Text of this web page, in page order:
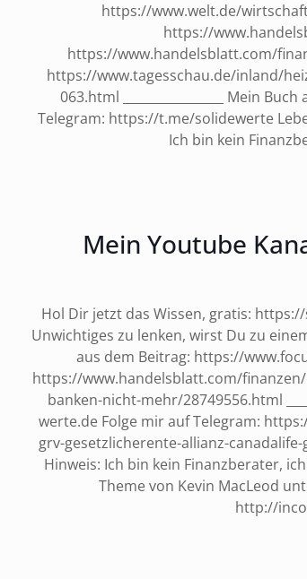
https://www.welt.de/
https://
https://www.handelsblatt.com/
https://www.tagesschau.de/inland/
063.html ________________ Mein
Telegram: https://t.me/solidewerte
Ich bin kein
Mein Youtube
Hol Dir jetzt das Wissen, gratis: https://
Unwichtiges zu lenken, wirst Du zu
aus dem Beitrag: https://
https://www.handelsblatt.com/
banken-nicht-mehr/28749556.html
werte.de Folge mir auf Telegram:
grv-gesetzlicherente-allianz-canadalife-
Hinweis: Ich bin kein Finanzberater,
Theme von Kevin MacLeod
http://